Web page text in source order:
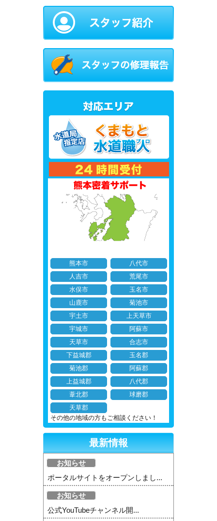
熊本市
八代市
人吉市
荒尾市
水俣市
玉名市
山鹿市
菊池市
宇土市
上天草市
宇城市
阿蘇市
天草市
合志市
下益城郡
玉名郡
菊池郡
阿蘇郡
上益城郡
八代郡
葦北郡
球磨郡
天草郡
その他の地域の方もご相談ください！
最新情報
お知らせ
ポータルサイトをオープンしまし...
お知らせ
公式YouTubeチャンネル開...